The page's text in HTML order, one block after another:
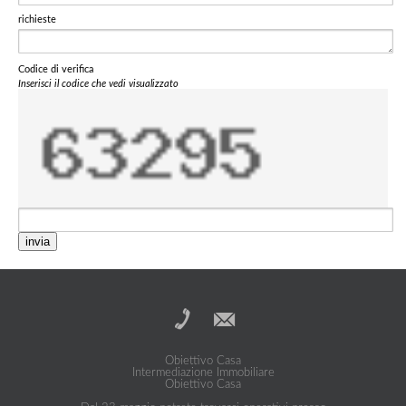
richieste
Codice di verifica
Inserisci il codice che vedi visualizzato
invia
Obiettivo Casa
Intermediazione Immobiliare
Obiettivo Casa